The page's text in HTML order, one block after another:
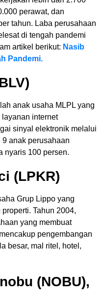
perawat, dan
tahun. Laba perusahaan
di tengah pandemi
artikel berikut: Nasib
Pandemi.
anak usaha MLPL yang
internet
sinyal elektronik melalui
anak perusahaan
nyaris 100 persen.
(LPKR)
Grup Lippo yang
Tahun 2004,
yang membuat
pengembangan
besar, mal ritel, hotel,
(NOBU),